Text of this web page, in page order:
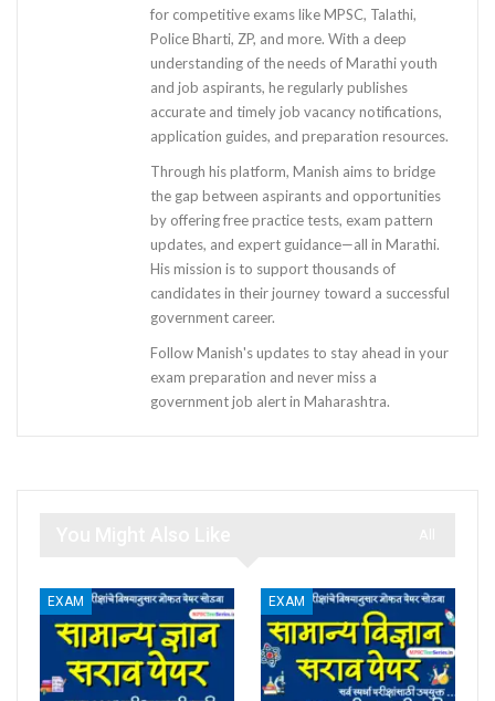
for competitive exams like MPSC, Talathi,
Police Bharti, ZP, and more. With a deep
understanding of the needs of Marathi youth
and job aspirants, he regularly publishes
accurate and timely job vacancy notifications,
application guides, and preparation resources.
Through his platform, Manish aims to bridge
the gap between aspirants and opportunities
by offering free practice tests, exam pattern
updates, and expert guidance—all in Marathi.
His mission is to support thousands of
candidates in their journey toward a successful
government career.
Follow Manish's updates to stay ahead in your
exam preparation and never miss a
government job alert in Maharashtra.
EXAM EXAM